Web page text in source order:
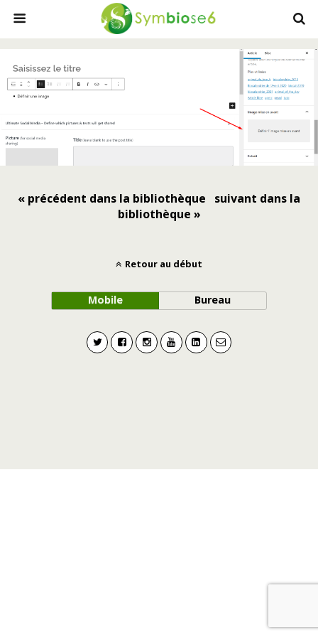
« précédent dans la bibliothèque
suivant dans la
bibliothèque »
Retour au début
Mobile Bureau